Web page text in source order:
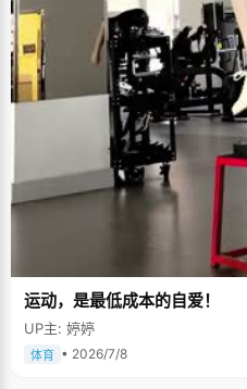
运动，是最低成本的自爱！
UP主: 婷婷
体育 • 2026/7/8